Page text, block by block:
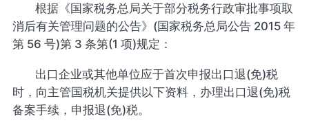
根据《国家税务总局关于部分税务行政审批事项取
消后有关管理问题的公告》(国家税务总局公告 2015 年
第 56 号)第 3 条第(1 项)规定：
出口企业或其他单位应于首次申报出口退(免)税
时，向主管国税机关提供以下资料，办理出口退(免)税
备案手续，申报退(免)税。